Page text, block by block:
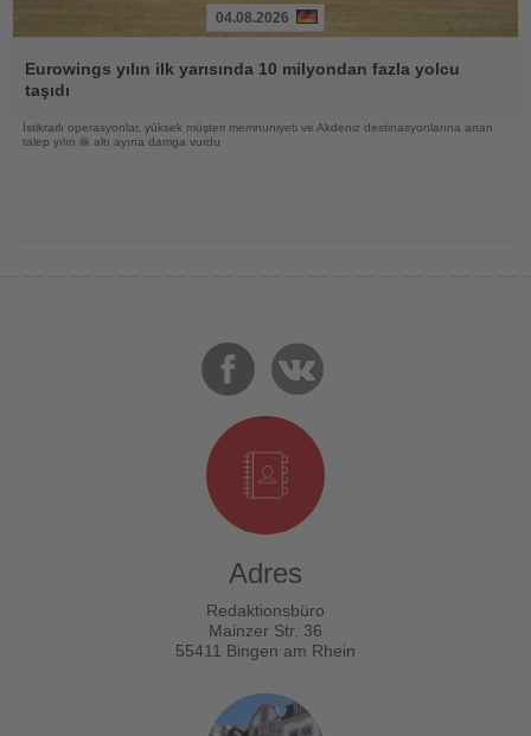
Oku
04.08.2026
Eurowings yılın ilk yarısında 10 milyondan fazla yolcu
taşıdı
İstikrarlı operasyonlar, yüksek müşteri memnuniyeti ve Akdeniz destinasyonlarına artan
talep yılın ilk altı ayına damga vurdu
Adres
Redaktionsbüro
Mainzer Str. 36
55411 Bingen am Rhein